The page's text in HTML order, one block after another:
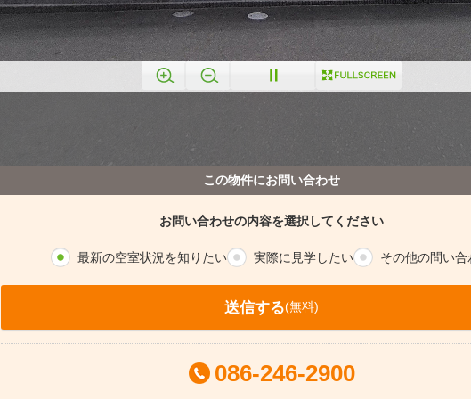
この物件にお問い合わせ
お問い合わせの内容を選択してください
最新の空室状況を知りたい 実際に 見学したい その他の問い合
送信する(無料)
086-246-2900